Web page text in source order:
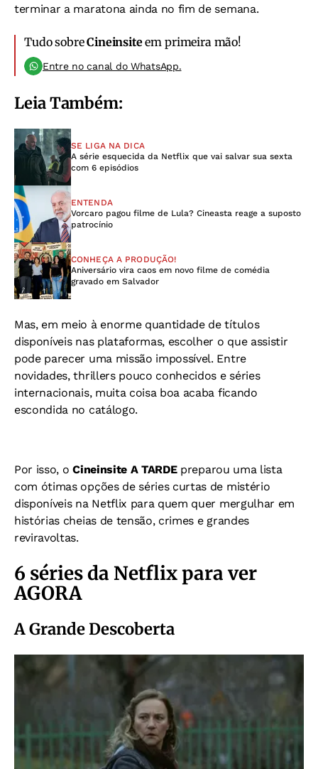
terminar a maratona ainda no fim de semana.
Tudo sobreCineinsiteem primeira mão!
Entre no canal do WhatsApp.
Leia Também:
SE LIGA NA DICA
A série esquecida da Netflix que vai salvar sua sexta
com 6 episódios
ENTENDA
Vorcaro pagou filme de Lula? Cineasta reage a suposto
patrocínio
CONHEÇA A PRODUÇÃO!
Aniversário vira caos em novo filme de comédia
gravado em Salvador
Mas, em meio à enorme quantidade de títulos
disponíveis nas plataformas, escolher o que assistir
pode parecer uma missão impossível. Entre
novidades, thrillers pouco conhecidos e séries
internacionais, muita coisa boa acaba ficando
escondida no catálogo.
Por isso, oCineinsite A TARDEpreparou uma lista
com ótimas opções de séries curtas de mistério
disponíveis na Netflix para quem quer mergulhar em
histórias cheias de tensão, crimes e grandes
reviravoltas.
6 séries da Netflix para ver
AGORA
A Grande Descoberta